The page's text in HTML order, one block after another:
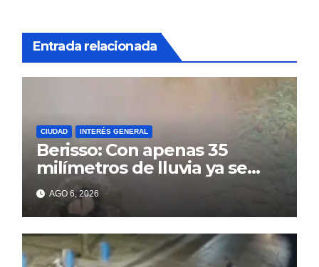
Entrada relacionada
CIUDAD INTERÉS GENERAL
Berisso: Con apenas 35
milímetros de lluvia ya se
sienten los problemas
AGO 6, 2026